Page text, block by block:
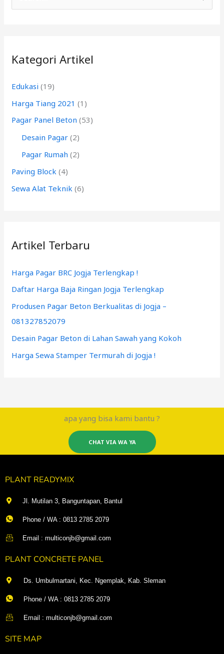
u
t
u
k
Kategori Artikel
Edukasi (19)
Harga Tiang 2021 (1)
Pagar Panel Beton (53)
Desain Pagar (2)
Pagar Rumah (2)
Paving Block (4)
Sewa Alat Teknik (6)
Artikel Terbaru
Harga Pagar BRC Jogja Terlengkap !
Daftar Harga Baja Ringan Jogja Terlengkap
Produsen Pagar Beton Berkualitas di Jogja –
081327852079
Desain Pagar Beton di Lahan Sawah yang Kokoh
Harga Sewa Stamper Termurah di Jogja !
apa yang bisa kami bantu ?
CHAT VIA WA YA
PLANT READYMIX
Jl. Mutilan 3, Banguntapan, Bantul
Phone / WA : 0813 2785 2079
Email : multiconjb@gmail.com
PLANT CONCRETE PANEL
Ds. Umbulmartani, Kec. Ngemplak, Kab. Sleman
Phone / WA : 0813 2785 2079
Email : multiconjb@gmail.com
SITE MAP